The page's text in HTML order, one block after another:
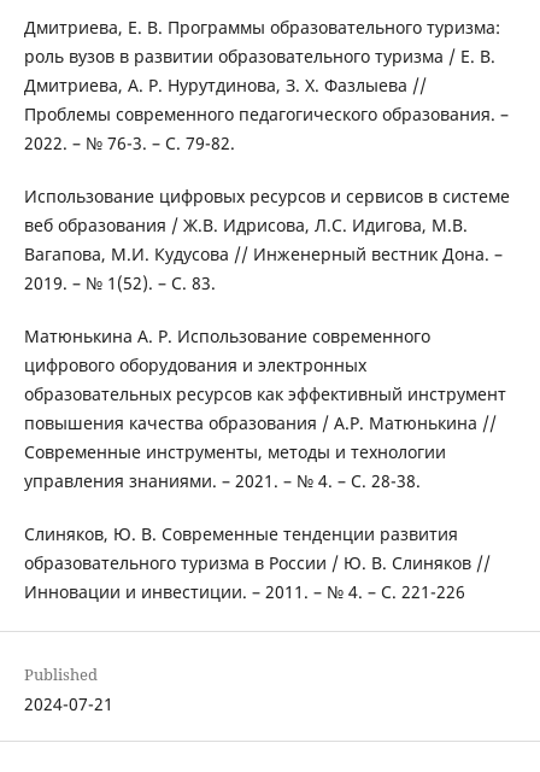
Дмитриева, Е. В. Программы образовательного туризма:
роль вузов в развитии образовательного туризма / Е. В.
Дмитриева, А. Р. Нурутдинова, З. Х. Фазлыева //
Проблемы современного педагогического образования. –
2022. – № 76-3. – С. 79-82.
Использование цифровых ресурсов и сервисов в системе
веб образования / Ж.В. Идрисова, Л.С. Идигова, М.В.
Вагапова, М.И. Кудусова // Инженерный вестник Дона. –
2019. – № 1(52). – С. 83.
Матюнькина А. Р. Использование современного
цифрового оборудования и электронных
образовательных ресурсов как эффективный инструмент
повышения качества образования / А.Р. Матюнькина //
Современные инструменты, методы и технологии
управления знаниями. – 2021. – № 4. – С. 28-38.
Слиняков, Ю. В. Современные тенденции развития
образовательного туризма в России / Ю. В. Слиняков //
Инновации и инвестиции. – 2011. – № 4. – С. 221-226
Published
2024-07-21